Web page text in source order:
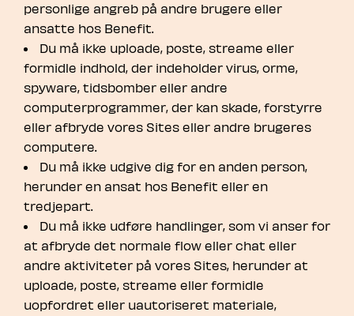
personlige angreb på andre brugere eller
ansatte hos Benefit.
Du må ikke uploade, poste, streame eller
formidle indhold, der indeholder virus, orme,
spyware, tidsbomber eller andre
computerprogrammer, der kan skade, forstyrre
eller afbryde vores Sites eller andre brugeres
computere.
Du må ikke udgive dig for en anden person,
herunder en ansat hos Benefit eller en
tredjepart.
Du må ikke udføre handlinger, som vi anser for
at afbryde det normale flow eller chat eller
andre aktiviteter på vores Sites, herunder at
uploade, poste, streame eller formidle
uopfordret eller uautoriseret materiale,